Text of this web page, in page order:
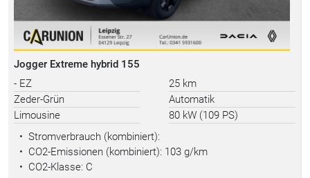
Jogger Extreme hybrid 155
- EZ
25 km
Zeder-Grün
Automatik
Limousine
80 kW (109 PS)
• Stromverbrauch (kombiniert):
• CO2-Emissionen (kombiniert): 103 g/km
• CO2-Klasse: C